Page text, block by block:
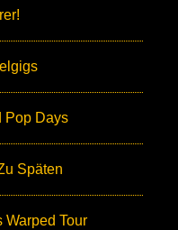
Pop Days
Späten
Warped Tour